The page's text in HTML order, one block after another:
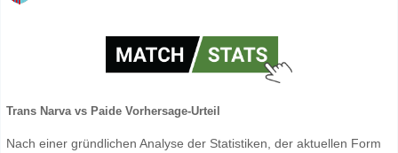
Trans Narva vs Paide Vorhersage-Urteil
Nach einer gründlichen Analyse der Statistiken, der aktuellen Form